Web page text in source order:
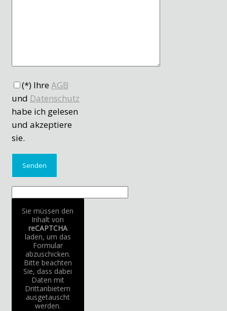
(*) IhreAGB
und Datenschutz
habe ich gelesen
und akzeptiere
sie.
Sie müssen den
Inhalt von
reCAPTCHA
laden, um das
Formular
abzuschicken.
Bitte beachten
Sie, dass dabei
Daten mit
Drittanbietern
ausgetauscht
werden.